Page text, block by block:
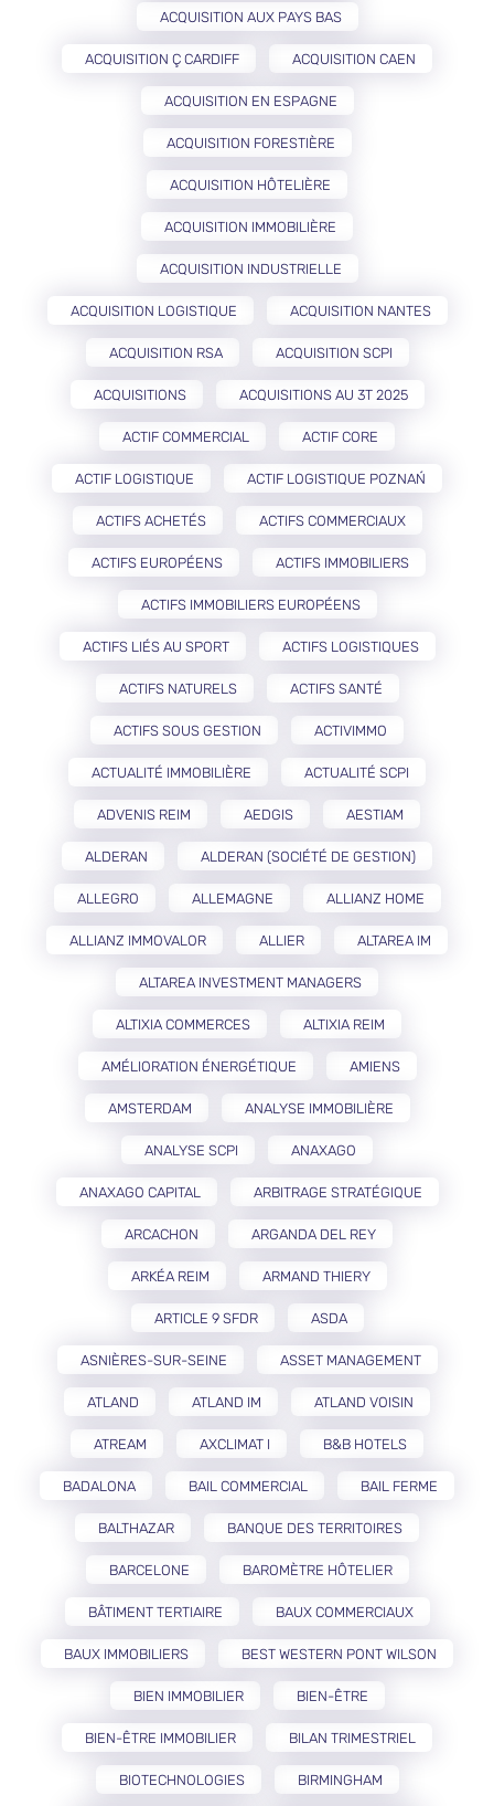
ACQUISITION AUX PAYS BAS
ACQUISITION Ç CARDIFF ACQUISITION CAEN
ACQUISITION EN ESPAGNE
ACQUISITION FORESTIÈRE
ACQUISITION HÔTELIÈRE
ACQUISITION IMMOBILIÈRE
ACQUISITION INDUSTRIELLE
ACQUISITION LOGISTIQUE ACQUISITION NANTES
ACQUISITION RSA ACQUISITION SCPI
ACQUISITIONS ACQUISITIONS AU 3T 2025
ACTIF COMMERCIAL ACTIF CORE
ACTIF LOGISTIQUE ACTIF LOGISTIQUE POZNAŃ
ACTIFS ACHETÉS ACTIFS COMMERCIAUX
ACTIFS EUROPÉENS ACTIFS IMMOBILIERS
ACTIFS IMMOBILIERS EUROPÉENS
ACTIFS LIÉS AU SPORT ACTIFS LOGISTIQUES
ACTIFS NATURELS ACTIFS SANTÉ
ACTIFS SOUS GESTION ACTIVIMMO
ACTUALITÉ IMMOBILIÈRE ACTUALITÉ SCPI
ADVENIS REIM AEDGIS AESTIAM
ALDERAN ALDERAN (SOCIÉTÉ DE GESTION)
ALLEGRO ALLEMAGNE ALLIANZ HOME
ALLIANZ IMMOVALOR ALLIER ALTAREA IM
ALTAREA INVESTMENT MANAGERS
ALTIXIA COMMERCES ALTIXIA REIM
AMÉLIORATION ÉNERGÉTIQUE AMIENS
AMSTERDAM ANALYSE IMMOBILIÈRE
ANALYSE SCPI ANAXAGO
ANAXAGO CAPITAL ARBITRAGE STRATÉGIQUE
ARCACHON ARGANDA DEL REY
ARKÉA REIM ARMAND THIERY
ARTICLE 9 SFDR ASDA
ASNIÈRES-SUR-SEINE ASSET MANAGEMENT
ATLAND ATLAND IM ATLAND VOISIN
ATREAM AXCLIMAT I B&B HOTELS
BADALONA BAIL COMMERCIAL BAIL FERME
BALTHAZAR BANQUE DES TERRITOIRES
BARCELONE BAROMÈTRE HÔTELIER
BÂTIMENT TERTIAIRE BAUX COMMERCIAUX
BAUX IMMOBILIERS BEST WESTERN PONT WILSON
BIEN IMMOBILIER BIEN-ÊTRE
BIEN-ÊTRE IMMOBILIER BILAN TRIMESTRIEL
BIOTECHNOLOGIES BIRMINGHAM